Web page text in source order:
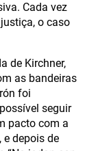
Cada vez
o caso
de Kirchner,
as bandeiras
foi
seguir
pacto com a
e depois de